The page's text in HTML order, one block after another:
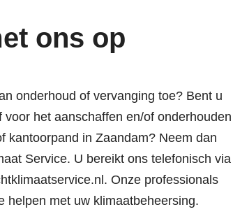
ons op
onderhoud of vervanging toe? Bent u
het aanschaffen en/of onderhouden
kantoorpand in Zaandam? Neem dan
Service. U bereikt ons telefonisch via
. Onze professionals
helpen met uw klimaatbeheersing.